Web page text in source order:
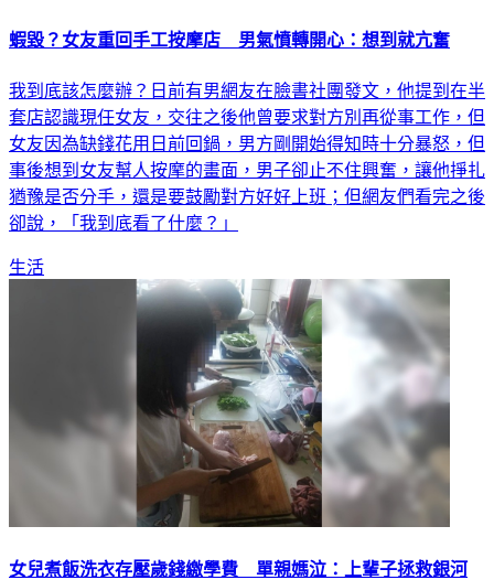
蝦毀？女友重回手工按摩店 男氣憤轉開心：想到就亢奮
我到底該怎麼辦？日前有男網友在臉書社團發文，他提到在半
套店認識現任女友，交往之後他曾要求對方別再從事工作，但
女友因為缺錢花用日前回鍋，男方剛開始得知時十分暴怒，但
事後想到女友幫人按摩的畫面，男子卻止不住興奮，讓他掙扎
猶豫是否分手，還是要鼓勵對方好好上班；但網友們看完之後
卻說，「我到底看了什麼？」
生活
女兒煮飯洗衣存壓歲錢繳學費 單親媽泣：上輩子拯救銀河